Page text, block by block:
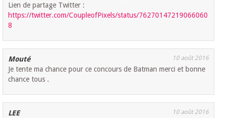
Lien de partage Twitter :
https://twitter.com/CoupleofPixels/status/76270147219066060
8
Mouté 10 août 2016
Je tente ma chance pour ce concours de Batman merci et bonne
chance tous .
LEE 10 août 2016